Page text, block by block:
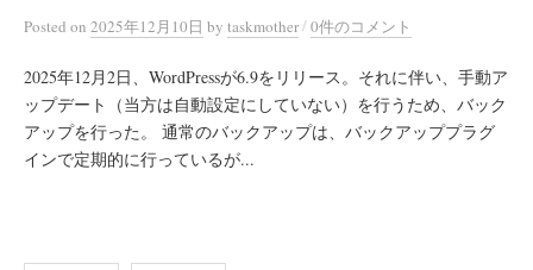
Posted on 2025年12月10日 by taskmother/0件のコメント
2025年12月2日、WordPressが6.9をリリース。それに伴い、手動ア
ップデート（当方は自動設定にしていない）を行うため、バック
アップを行った。 通常のバックアップは、バックアッププラグ
インで定期的に行っているが...